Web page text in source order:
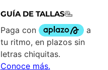
GUÍA DE TALLAS